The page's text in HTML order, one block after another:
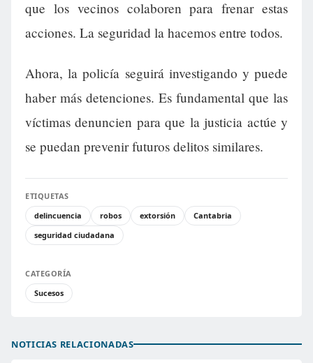
que los vecinos colaboren para frenar estas
acciones. La seguridad la hacemos entre todos.
Ahora, la policía seguirá investigando y puede
haber más detenciones. Es fundamental que las
víctimas denuncien para que la justicia actúe y
se puedan prevenir futuros delitos similares.
ETIQUETAS
delincuencia
robos extorsión
Cantabria
seguridad ciudadana
CATEGORÍA
Sucesos
NOTICIAS RELACIONADAS